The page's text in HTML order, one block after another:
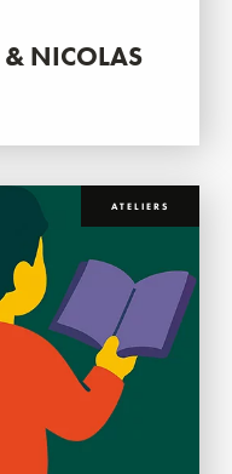
& NICOLAS
ATELIERS